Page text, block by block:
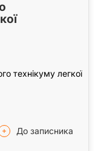
технікуму легкої
До записника